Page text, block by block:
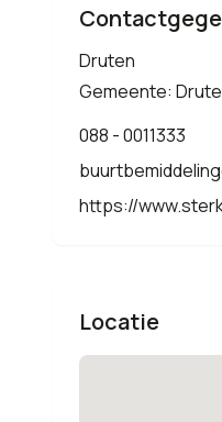
Druten
Gemeente:
088 - 0011333
https://
Locatie